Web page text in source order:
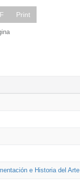
Print
e Historia del Arte